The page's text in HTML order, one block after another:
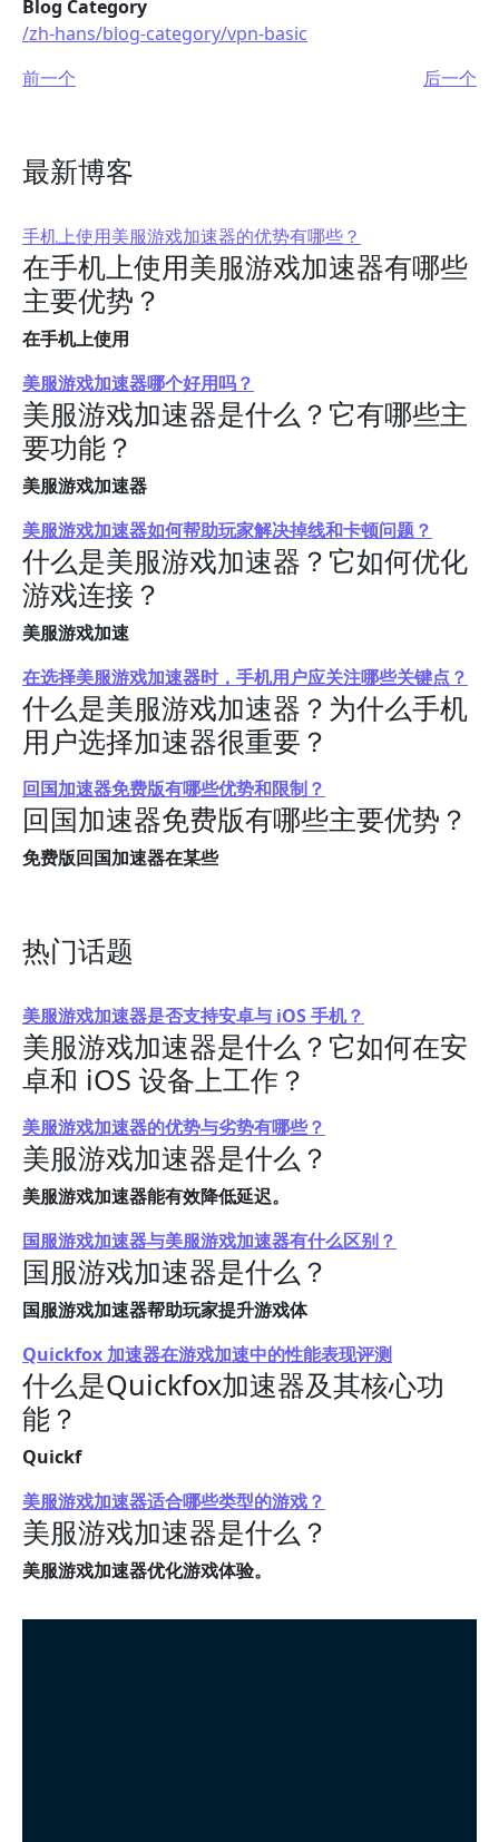
Blog Category
/zh-hans/blog-category/vpn-basic
前一个
后一个
最新博客
手机上使用美服游戏加速器的优势有哪些？
在手机上使用美服游戏加速器有哪些
主要优势？
在手机上使用
美服游戏加速器哪个好用吗？
美服游戏加速器是什么？它有哪些主
要功能？
美服游戏加速器
美服游戏加速器如何帮助玩家解决掉线和卡顿问题？
什么是美服游戏加速器？它如何优化
游戏连接？
美服游戏加速
在选择美服游戏加速器时，手机用户应关注哪些关键点？
什么是美服游戏加速器？为什么手机
用户选择加速器很重要？
回国加速器免费版有哪些优势和限制？
回国加速器免费版有哪些主要优势？
免费版回国加速器在某些
热门话题
美服游戏加速器是否支持安卓与 iOS 手机？
美服游戏加速器是什么？它如何在安
卓和 iOS 设备上工作？
美服游戏加速器的优势与劣势有哪些？
美服游戏加速器是什么？
美服游戏加速器能有效降低延迟。
国服游戏加速器与美服游戏加速器有什么区别？
国服游戏加速器是什么？
国服游戏加速器帮助玩家提升游戏体
Quickfox 加速器在游戏加速中的性能表现评测
什么是Quickfox加速器及其核心功
能？
Quickf
美服游戏加速器适合哪些类型的游戏？
美服游戏加速器是什么？
美服游戏加速器优化游戏体验。